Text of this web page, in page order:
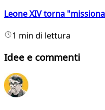
Leone XIV torna
1 min di lettura
Idee e commenti